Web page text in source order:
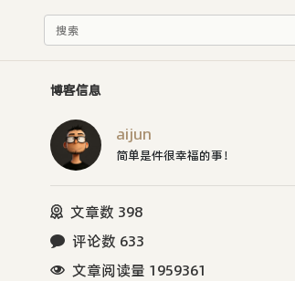
博客信息
aijun
简单是件很幸福的事！
文章数 398
评论数 633
文章阅读量 1959361